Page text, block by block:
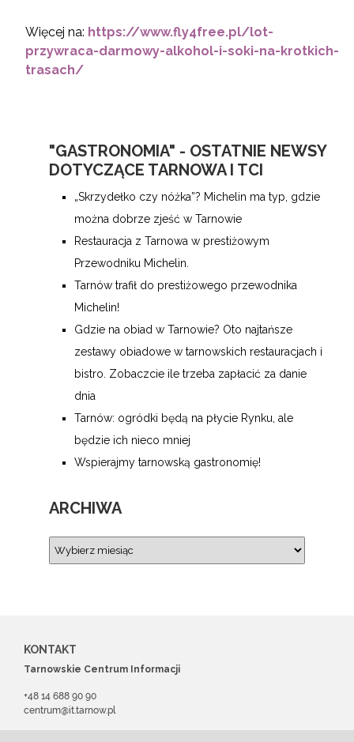
Więcej na: https://www.fly4free.pl/lot-
przywraca-darmowy-alkohol-i-soki-na-krotkich-
trasach/
"GASTRONOMIA" - OSTATNIE NEWSY
DOTYCZĄCE TARNOWA I TCI
„Skrzydełko czy nóżka”? Michelin ma typ, gdzie
można dobrze zjeść w Tarnowie
Restauracja z Tarnowa w prestiżowym
Przewodniku Michelin.
Tarnów trafił do prestiżowego przewodnika
Michelin!
Gdzie na obiad w Tarnowie? Oto najtańsze
zestawy obiadowe w tarnowskich restauracjach i
bistro. Zobaczcie ile trzeba zapłacić za danie
dnia
Tarnów: ogródki będą na płycie Rynku, ale
będzie ich nieco mniej
Wspierajmy tarnowską gastronomię!
ARCHIWA
KONTAKT
Tarnowskie Centrum Informacji
+48 14 688 90 90
centrum@it.tarnow.pl